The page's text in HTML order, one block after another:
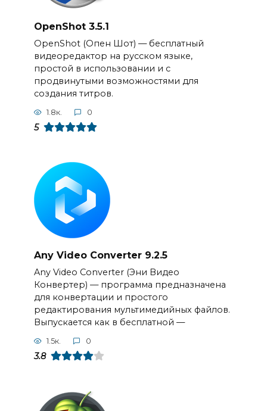
OpenShot 3.5.1
OpenShot (Опен Шот) — бесплатный
видеоредактор на русском языке,
простой в использовании и с
продвинутыми возможностями для
создания титров.
1.8к. 0
5
Any Video Converter 9.2.5
Any Video Converter (Эни Видео
Конвертер) — программа предназначена
для конвертации и простого
редактирования мультимедийных файлов.
Выпускается как в бесплатной —
1.5к. 0
3.8